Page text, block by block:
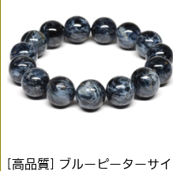
[高品質] ブルーピーターサイ